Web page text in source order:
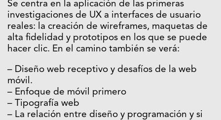
Se centra en la aplicación de las primeras
investigaciones de UX a interfaces de usuario
reales: la creación de wireframes, maquetas de
alta fidelidad y prototipos en los que se puede
hacer clic. En el camino también se verá:
– Diseño web receptivo y desafíos de la web
móvil.
– Enfoque de móvil primero
– Tipografía web
– La relación entre diseño y programación y si